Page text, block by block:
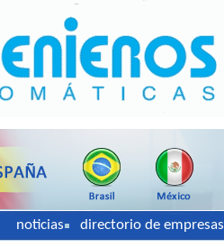
noticias directorio de empresas